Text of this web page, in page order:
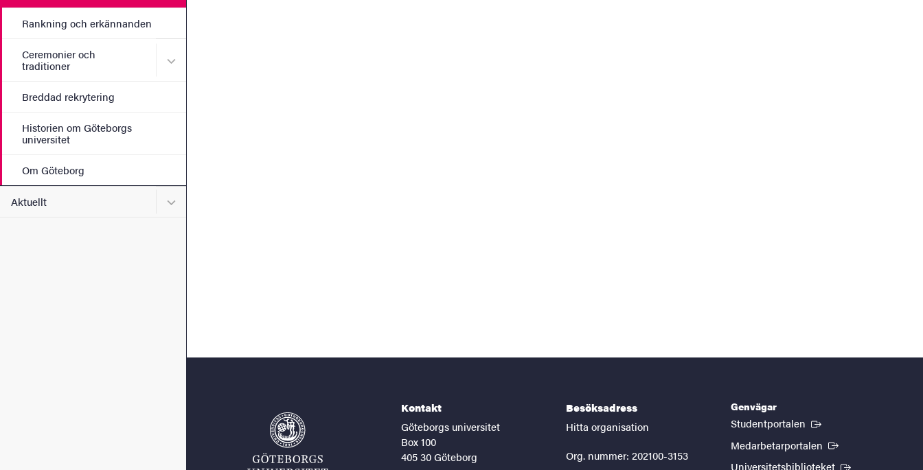
Rankning och erkännanden
Ceremonier och
traditioner
Undermeny för Ceremonier och traditioner
Breddad rekrytering
Historien om Göteborgs
universitet
Om Göteborg
Aktuellt Undermeny för Aktuellt
Kontakt
Göteborgs universitet
Box 100
405 30 Göteborg
Besöksadress
Hitta organisation
Org. nummer: 202100-3153
Genvägar
Studentportalen (Extern länk)
Medarbetarportalen (Extern länk)
Universitetsbiblioteket (Extern länk)